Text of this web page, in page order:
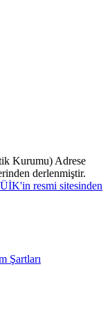
Kurumu) Adrese
derlenmiştir.
resmi sitesinden
Şartları